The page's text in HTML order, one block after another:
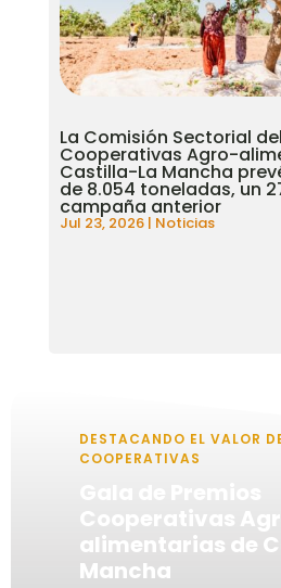
La Comisión Sectorial
Cooperativas Agro-
Castilla-La Mancha
de 8.054 toneladas, un
campaña anterior
Jul 23, 2026| Noticias
DESTACANDO EL VALOR
COOPERATIVAS
Cooperativas
alimentarias de
Mancha